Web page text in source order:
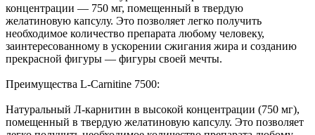
концентрации — 750 мг, помещенный в твердую
желатиновую капсулу. Это позволяет легко получить
необходимое количество препарата любому человеку,
заинтересованному в ускорении сжигания жира и созданию
прекрасной фигуры — фигуры своей мечты.
Преимущества L-Carnitine 7500:
Натуральный Л-карнитин в высокой концентрации (750 мг),
помещенный в твердую желатиновую капсулу. Это позволяет